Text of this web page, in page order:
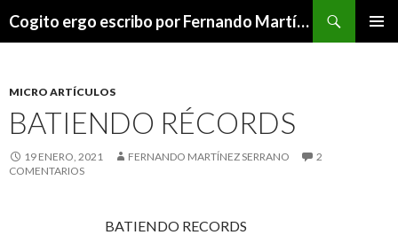
Cogito ergo escribo por Fernando Martínez Serrano
MICRO ARTÍCULOS
BATIENDO RÉCORDS
19 ENERO, 2021 FERNANDO MARTÍNEZ SERRANO
2
COMENTARIOS
BATIENDO RECORDS